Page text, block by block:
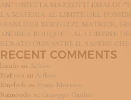
ANTONIETTA MAZZOTTI EMALDI:
LA MATERIA AL LIMITE DEL
GIANLUIGI BERTOZZI: MATRICE,
ANDREA BOUQUET: AL CONFINE
RENATO OLIVASTRI: IL SAPERE CHE
RECENT COMMENTS
baudo su Artkeo
Frafreex su Artkeo
Kinebob su Ennio Moresco
Raimondo su Giuseppe Giudici